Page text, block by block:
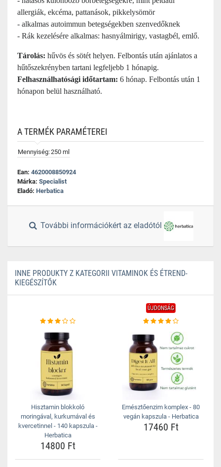
allergiák, ekcéma, pattanások, pikkelysömör
- alkalmas autoimmun betegségekben szenvedőknek
- Rák kezelésére alkalmas: hasnyálmirigy, vastagbél, emlő.
Tárolás: hűvös és sötét helyen. Felbontás után ajánlatos a
hűtőszekrényben tartani legfeljebb 1 hónapig.
Felhasználhatósági időtartam: 6 hónap. Felbontás után 1
hónapon belül használható.
A TERMÉK PARAMÉTEREI
Mennyiség:250 ml
Ean: 4620008850924
Márka: Specialist
Eladó: Herbatica
További információkért az eladótól
INNE PRODUKTY Z KATEGORII VITAMINOK ÉS ÉTREND-
KIEGÉSZÍTŐK
Hisztamin blokkoló
moringával, kurkumával és
kvercetinnel - 140 kapszula -
Herbatica
14800 Ft
ÚJDONSÁG
Emésztőenzim komplex - 80
vegán kapszula - Herbatica
17460 Ft